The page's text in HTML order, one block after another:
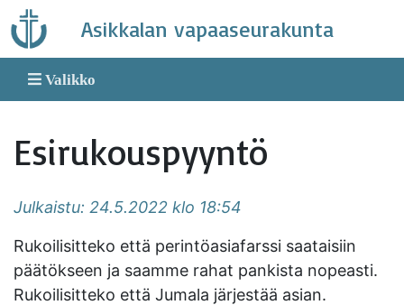
Skip
to
content
Asikkalan vapaaseurakunta
Valikko
Esirukouspyyntö
Julkaistu: 24.5.2022 klo 18:54
Rukoilisitteko että perintöasiafarssi saataisiin
päätökseen ja saamme rahat pankista nopeasti.
Rukoilisitteko että Jumala järjestää asian.